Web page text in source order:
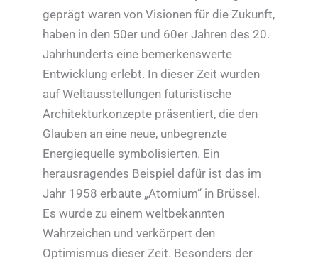
geprägt waren von Visionen für die Zukunft,
haben in den 50er und 60er Jahren des 20.
Jahrhunderts eine bemerkenswerte
Entwicklung erlebt. In dieser Zeit wurden
auf Weltausstellungen futuristische
Architekturkonzepte präsentiert, die den
Glauben an eine neue, unbegrenzte
Energiequelle symbolisierten. Ein
herausragendes Beispiel dafür ist das im
Jahr 1958 erbaute „Atomium“ in Brüssel.
Es wurde zu einem weltbekannten
Wahrzeichen und verkörpert den
Optimismus dieser Zeit. Besonders der